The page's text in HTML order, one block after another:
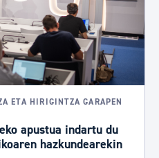
ETA HIRIGINTZA GARAPEN
apustua indartu du
hazkundearekin